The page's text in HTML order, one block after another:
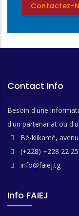
Contactez-
Contact Info
Besoin d'une
d'un partenariat ou
Bè-klikamé,
(+228) +228 22
info@faiej.tg
Info FAIEJ